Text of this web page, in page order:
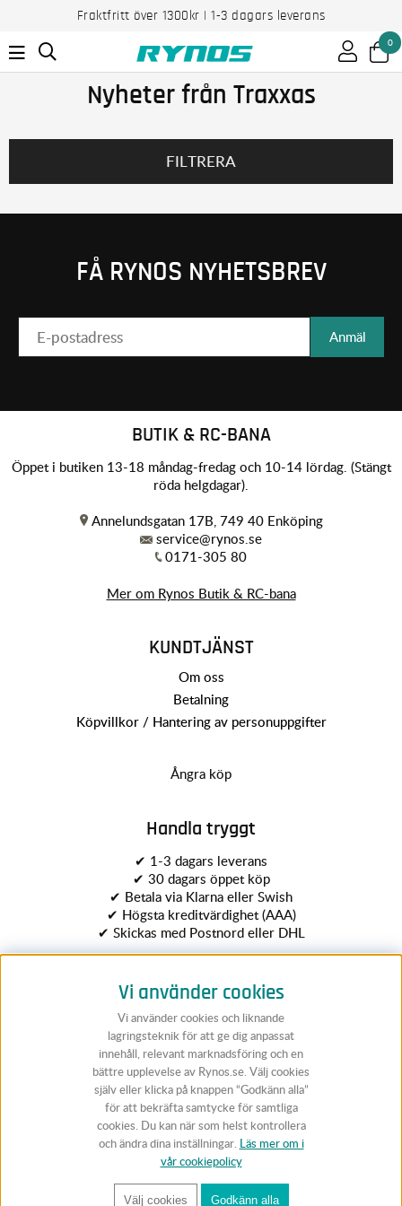
Fraktfritt över 1300kr | 1-3 dagars leverans
0
Nyheter från Traxxas
FILTRERA
FÅ RYNOS NYHETSBREV
Anmäl
BUTIK & RC-BANA
Öppet i butiken 13-18 måndag-fredag och 10-14 lördag. (Stängt
röda helgdagar).
Annelundsgatan 17B, 749 40 Enköping
service@rynos.se
0171-305 80
Mer om Rynos Butik & RC-bana
KUNDTJÄNST
Om oss
Betalning
Köpvillkor / Hantering av personuppgifter
Ångra köp
Handla tryggt
✔ 1-3 dagars leverans
✔ 30 dagars öppet köp
✔ Betala via Klarna eller Swish
✔ Högsta kreditvärdighet (AAA)
✔ Skickas med Postnord eller DHL
Följ Rynos
Vi använder cookies
Vi använder cookies och liknande
lagringsteknik för att ge dig anpassat
innehåll, relevant marknadsföring och en
bättre upplevelse av Rynos.se. Välj cookies
själv eller klicka på knappen “Godkänn alla”
för att bekräfta samtycke för samtliga
cookies. Du kan när som helst kontrollera
och ändra dina inställningar. Läs mer om i
vår cookiepolicy
Välj cookies Godkänn alla